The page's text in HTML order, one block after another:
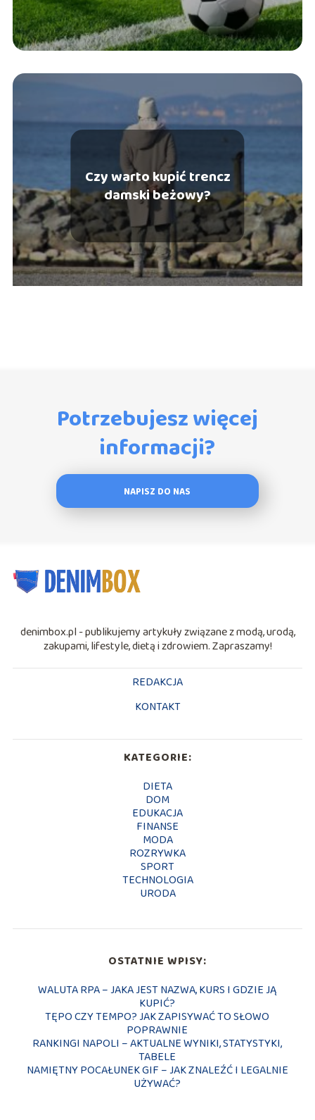
Czy warto kupić trencz
damski beżowy?
Potrzebujesz więcej
informacji?
NAPISZ DO NAS
denimbox.pl - publikujemy artykuły związane z modą, urodą,
zakupami, lifestyle, dietą i zdrowiem. Zapraszamy!
REDAKCJA
KONTAKT
KATEGORIE:
DIETA
DOM
EDUKACJA
FINANSE
MODA
ROZRYWKA
SPORT
TECHNOLOGIA
URODA
OSTATNIE WPISY:
WALUTA RPA – JAKA JEST NAZWA, KURS I GDZIE JĄ
KUPIĆ?
TĘPO CZY TEMPO? JAK ZAPISYWAĆ TO SŁOWO
POPRAWNIE
RANKINGI NAPOLI – AKTUALNE WYNIKI, STATYSTYKI,
TABELE
NAMIĘTNY POCAŁUNEK GIF – JAK ZNALEŹĆ I LEGALNIE
UŻYWAĆ?